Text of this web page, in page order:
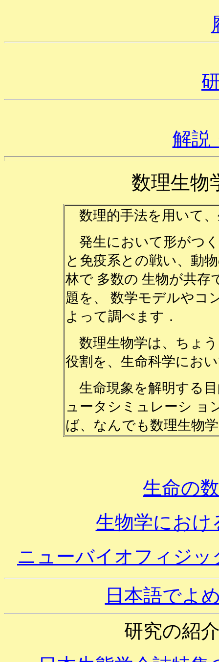
解説
数理生物
数理的手法を用いて
発生において形がつ
と免疫系との戦い、動
林で 多数の 生物が共存
題を、 数学モデルやコ
よって調べます．
数理生物学は、ちょ
役割を、生命科学にお
生命現象を解明する
ュータシミュレーシ ョ
ば、なんでも数理生物
生命の
生物学におけ
ニューバイオフィジ
日本語でよ
研究の紹